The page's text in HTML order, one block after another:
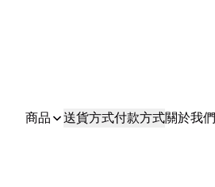
商品 送貨方式付款方式關於我們